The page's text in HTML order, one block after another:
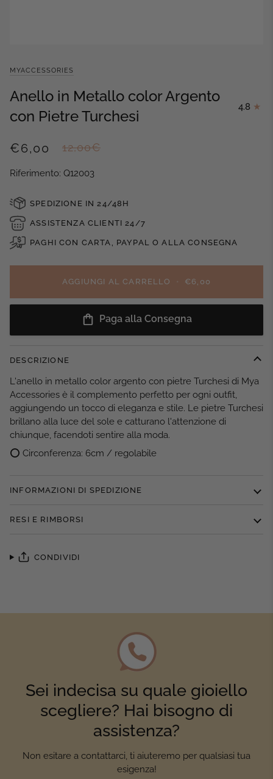
MYACCESSORIES
Anello in Metallo color Argento
con Pietre Turchesi
4.8
€6,00 12,00€
Riferimento: Q12003
SPEDIZIONE IN 24/48H
ASSISTENZA CLIENTI 24/7
PAGHI CON CARTA, PAYPAL O ALLA CONSEGNA
AGGIUNGI AL CARRELLO • €6,00
Paga alla Consegna
DESCRIZIONE
L'anello in metallo color argento con pietre Turchesi di Mya
Accessories è il complemento perfetto per ogni outfit,
aggiungendo un tocco di eleganza e stile. Le pietre Turchesi
brillano alla luce del sole e catturano l'attenzione di
chiunque, facendoti sentire alla moda.
⭕ Circonferenza: 6cm / regolabile
INFORMAZIONI DI SPEDIZIONE
RESI E RIMBORSI
CONDIVIDI
Sei indecisa su quale gioiello
scegliere? Hai bisogno di
assistenza?
Non esitare a contattarci, ti aiuteremo per qualsiasi tua
esigenza!